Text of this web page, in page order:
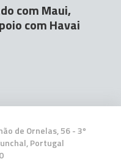
com Maui,
com Havai
de Ornelas, 56 - 3º
Portugal